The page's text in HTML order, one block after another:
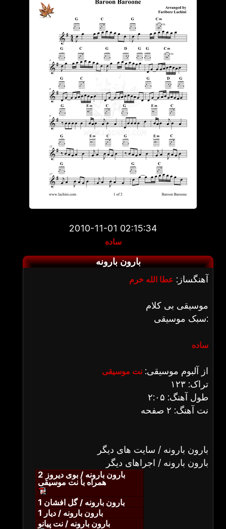
2010-11-01 02:15:34
ساده
بارون بارونه
آهنگساز: عطا الله خرم
موسیقی بی کلام
سبک موسیقی:
ساده
از آلبوم موسیقی: نت موسیقی
تراک: ۱۲۳
طول آهنگ: ۲:۰۵
نت آهنگ: ۲ صفحه
بارون بارونه / سایت های دیگر
بارون بارونه / اجراهای دیگر
بارون بارونه / بوی دیروز 2
همراه با نت موسیقی
بارون بارونه / گل افشان 1
بارون بارونه / دیار 1
بارون بارونه / نت پیانو